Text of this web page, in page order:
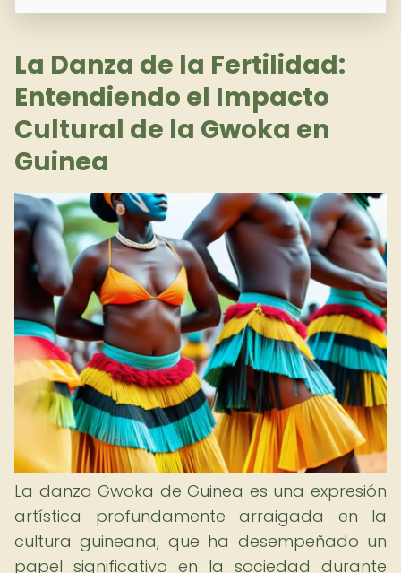
La Danza de la Fertilidad:
Entendiendo el Impacto
Cultural de la Gwoka en
Guinea
La danza Gwoka de Guinea es una expresión
artística profundamente arraigada en la
cultura guineana, que ha desempeñado un
papel significativo en la sociedad durante